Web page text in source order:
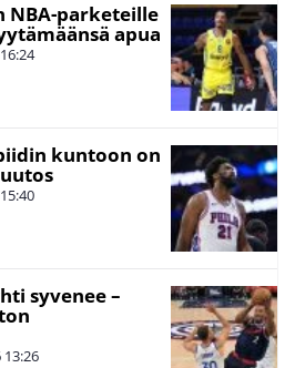
NBA-parketeille
apua
16:24
kuntoon on
15:40
syvenee –
13:26